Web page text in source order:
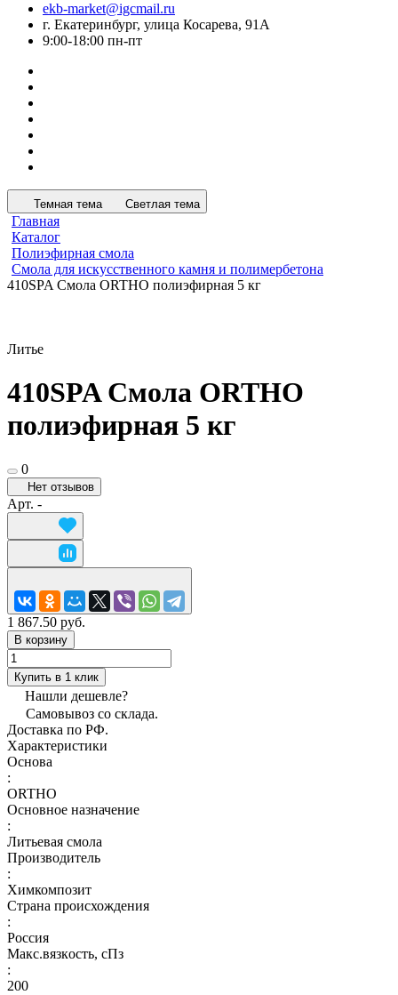
ekb-market@igcmail.ru
г. Екатеринбург, улица Косарева, 91А
9:00-18:00 пн-пт
Темная тема Светлая тема
Главная
Каталог
Полиэфирная смола
Смола для искусственного камня и полимербетона
410SPA Смола ORTHO полиэфирная 5 кг
Литье
410SPA Смола ORTHO
полиэфирная 5 кг
0
Нет отзывов
Арт. -
1 867.50 руб.
В корзину
Купить в 1 клик
Нашли дешевле?
Самовывоз со склада.
Доставка по РФ.
Характеристики
Основа
:
ORTHO
Основное назначение
:
Литьевая смола
Производитель
:
Химкомпозит
Страна происхождения
:
Россия
Макс.вязкoсть, сПз
:
200